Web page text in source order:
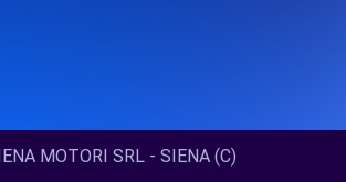
MOTORI SRL - SIENA (C)